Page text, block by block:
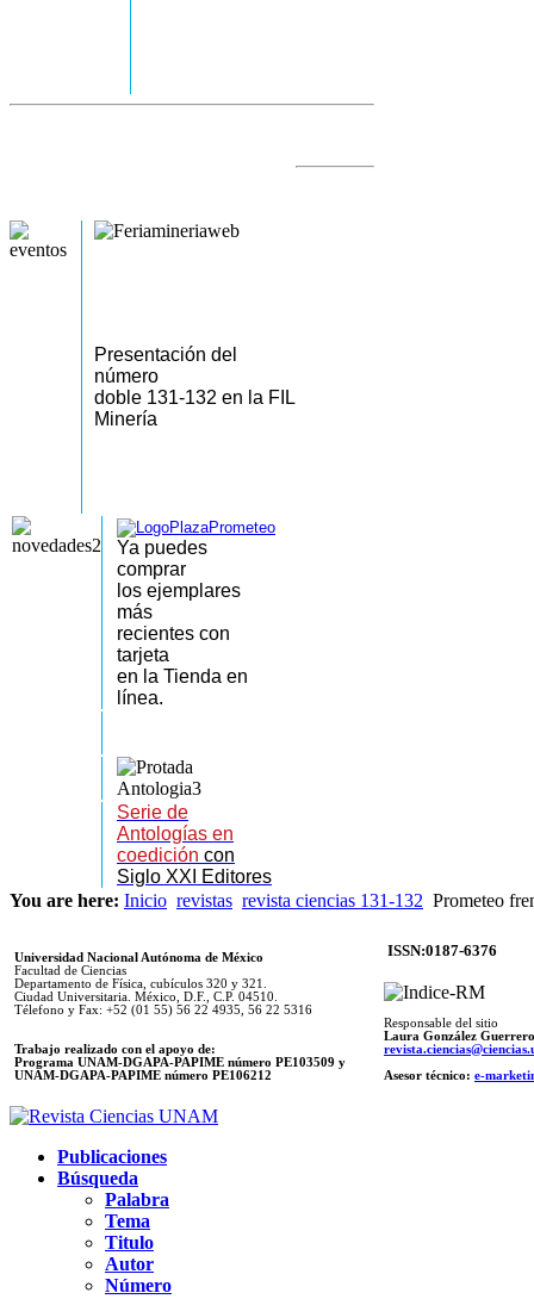
Presentación del
número
doble 131-132 en la FIL
Minería
Ya puedes
comprar
los ejemplares
más
recientes con
tarjeta
en la Tienda en
línea.
Serie de
Antologías en
coedición con
Siglo XXI Editores
You are here: Inicio revistas revista ciencias 131-132 Prometeo
Universidad Nacional Autónoma de México
Facultad de Ciencias
Departamento de Física, cubículos 320 y 321.
Ciudad Universitaria. México, D.F., C.P. 04510.
Télefono y Fax: +52 (01 55) 56 22 4935, 56 22 5316
Trabajo realizado con el apoyo de:
Programa UNAM-DGAPA-PAPIME número PE103509 y
UNAM-DGAPA-PAPIME número PE106212
ISSN:0187-6376
Responsable del sitio
Laura González Guerrero
Asesor técnico: e-
Publicaciones
Búsqueda
Palabra
Tema
Titulo
Autor
Número